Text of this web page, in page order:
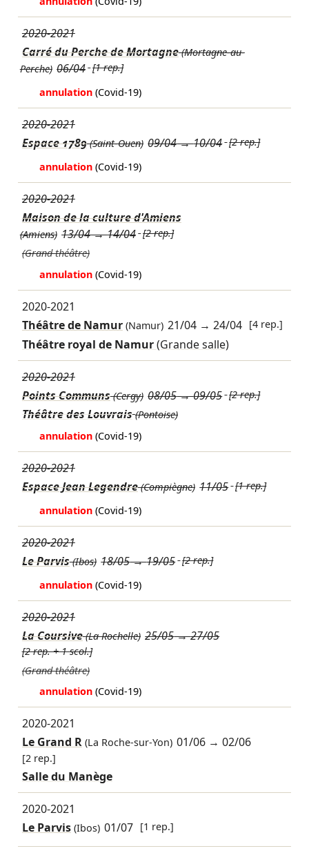
2020-2021
Carré du Perche de Mortagne(Mortagne-au-
Perche) 06/04 [1 rep.]
annulation (Covid-19)
2020-2021
Espace 1789(Saint-Ouen) 09/04→10/04 [2 rep.]
annulation (Covid-19)
2020-2021
Maison de la culture d'Amiens
(Amiens) 13/04→14/04 [2 rep.]
(Grand théâtre)
annulation (Covid-19)
2020-2021
Théâtre de Namur(Namur) 21/04 →24/04 [4 rep.]
Théâtre royal de Namur(Grande salle)
2020-2021
Points Communs(Cergy) 08/05→09/05 [2 rep.]
Théâtre des Louvrais (Pontoise)
annulation (Covid-19)
2020-2021
Espace Jean Legendre(Compiègne) 11/05 [1 rep.]
annulation (Covid-19)
2020-2021
Le Parvis(Ibos) 18/05→19/05 [2 rep.]
annulation (Covid-19)
2020-2021
La Coursive(La Rochelle) 25/05→27/05
[2 rep. + 1 scol.]
(Grand théâtre)
annulation (Covid-19)
2020-2021
Le Grand R(La Roche-sur-Yon) 01/06 →02/06
[2 rep.]
Salle du Manège
2020-2021
Le Parvis(Ibos) 01/07 [1 rep.]